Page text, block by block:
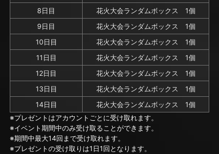
8日目
花火大会ランダムボックス 1個
9日目
花火大会ランダムボックス 1個
10日目
花火大会ランダムボックス 1個
11日目
花火大会ランダムボックス 1個
12日目
花火大会ランダムボックス 1個
13日目
花火大会ランダムボックス 1個
14日目
花火大会ランダムボックス 1個
※プレゼントはアカウントごとに受け取れます。
※イベント期間中のみ受け取ることができます。
※期間中最大14回まで受け取れます。
※プレゼントの受け取りは1日1回となります。